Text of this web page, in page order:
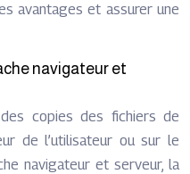
avantages et assurer une
navigateur et
copies des fichiers de
de l’utilisateur ou sur le
navigateur et serveur, la